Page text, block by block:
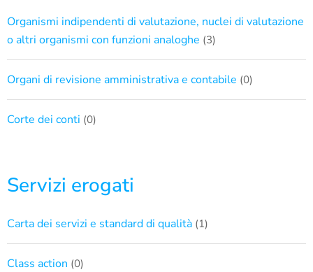
Organismi indipendenti di valutazione, nuclei di valutazione
o altri organismi con funzioni analoghe (3)
Organi di revisione amministrativa e contabile (0)
Corte dei conti (0)
Servizi erogati
Carta dei servizi e standard di qualità (1)
Class action (0)